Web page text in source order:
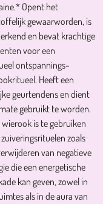
Opent het
gewaarworden, is
en bevat krachtige
voor een
ontspannings-
Heeft een
geurtendens en dient
gebruikt te worden.
wierook is te gebruiken
zoals
van negatieve
die een energetische
kan geven, zowel in
als in de aura van